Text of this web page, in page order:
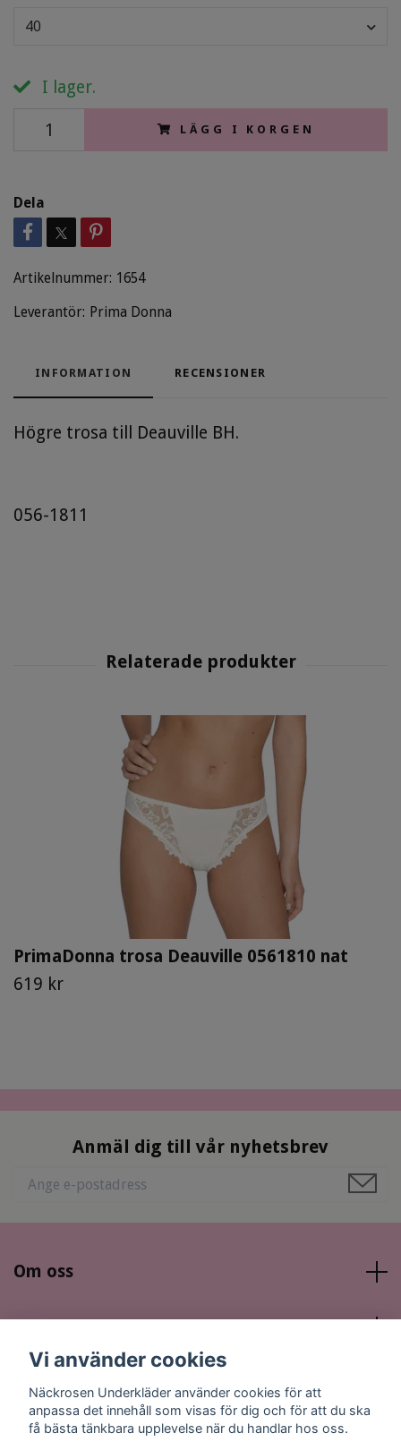
40
I lager.
LÄGG I KORGEN
Dela
Artikelnummer: 1654
Leverantör: Prima Donna
INFORMATION RECENSIONER
Högre trosa till Deauville BH.
056-1811
PrimaDonna trosa Deauville 0561810 nat
619 kr
Anmäl dig till vår nyhetsbrev
Om oss
Sociala medier
Vi använder cookies
Näckrosen Underkläder använder cookies för att
anpassa det innehåll som visas för dig och för att du ska
få bästa tänkbara upplevelse när du handlar hos oss.